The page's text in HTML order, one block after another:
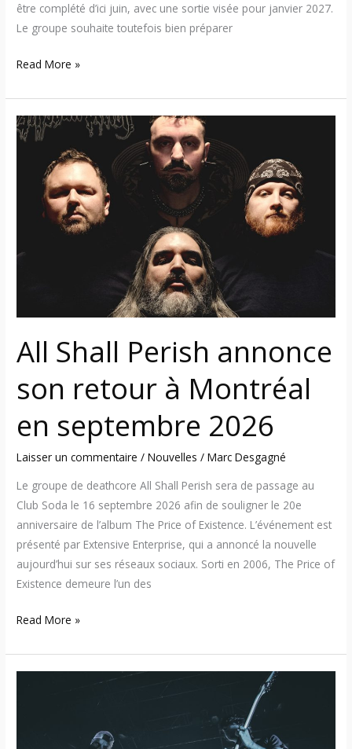
être complété d’ici juin, avec une sortie visée pour janvier 2027.
Le groupe souhaite toutefois bien préparer
Read More »
All Shall Perish annonce
son retour à Montréal
en septembre 2026
Laisser un commentaire /Nouvelles /Marc Desgagné
Le groupe de deathcore All Shall Perish sera de passage au
Club Soda le 16 septembre 2026 afin de souligner le 20e
anniversaire de l’album The Price of Existence. L’événement est
présenté par Extensive Enterprise, qui a annoncé la nouvelle
aujourd’hui sur ses réseaux sociaux. Sorti en 2006, The Price of
Existence demeure l’un des
All
Shall
annonce
retour
2026
Read More »